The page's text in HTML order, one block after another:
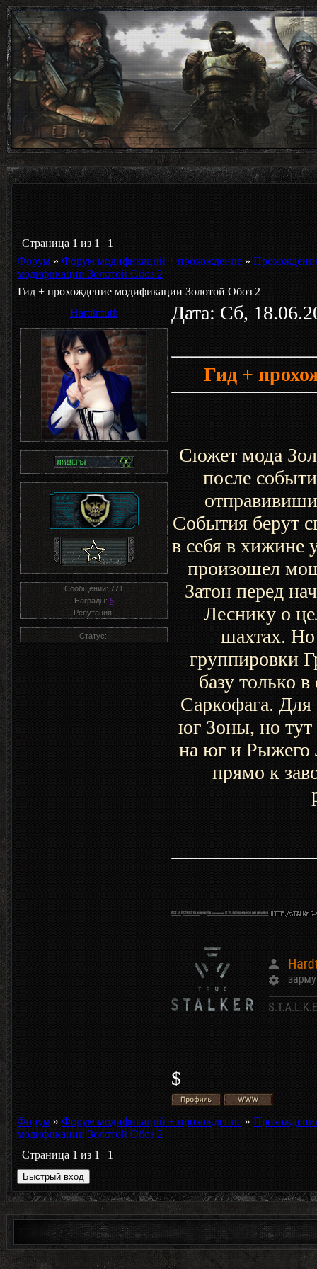
Страница 1 из 1
1
Форум » Форум модификаций + прохождение »
модификации Золотой Обоз 2
Гид + прохождение модификации Золотой Обоз 2
Hardtmuth
Дата: Сб,
Сообщений: 771
Награды: 5
Репутация:
Статус:
Гид +
Сюжет мода
после
События берут
в себя в хижине
произошел
Затон перед
Леснику о
шахтах. Но
группировки
базу только
Саркофага. Для
юг Зоны, но тут
на юг и Рыжего
прямо к
$
Форум » Форум модификаций + прохождение »
модификации Золотой Обоз 2
Страница 1 из 1 1